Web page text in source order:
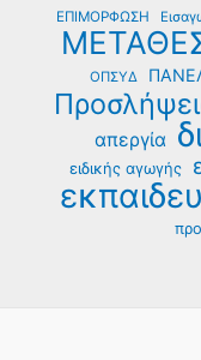
ΕΠΙΜΟΡΦΩΣΗ
ΟΠΣΥΔ
απεργία
ειδικής αγωγής